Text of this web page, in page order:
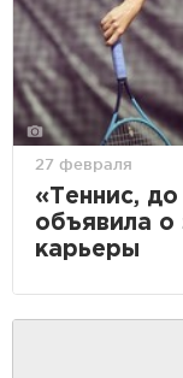
27 февраля
«Теннис,
объявила о
карьеры